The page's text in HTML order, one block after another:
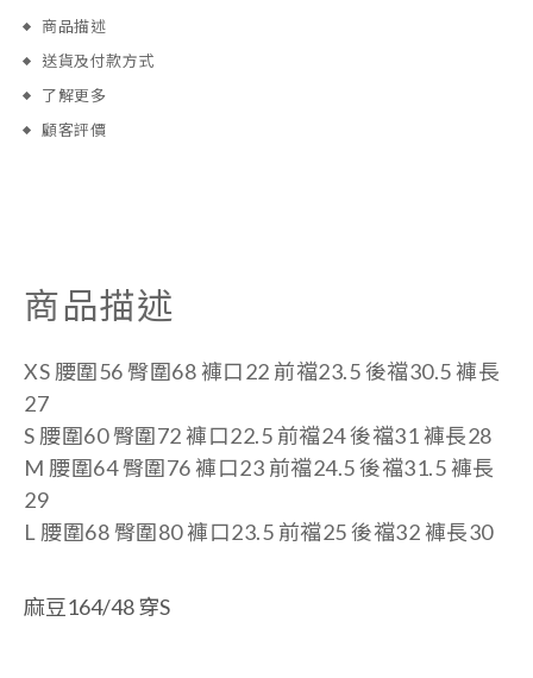
商品描述
送貨及付款方式
了解更多
顧客評價
商品描述
XS 腰圍56臀圍68褲口22 前襠23.5 後襠30.5褲長
27
S 腰圍60臀圍72褲口22.5 前襠24 後襠31褲長28
M 腰圍64臀圍76褲口23 前襠24.5 後襠31.5褲長
29
L 腰圍68 臀圍80褲口23.5 前襠25 後襠32 褲長30
麻豆164/48 穿S